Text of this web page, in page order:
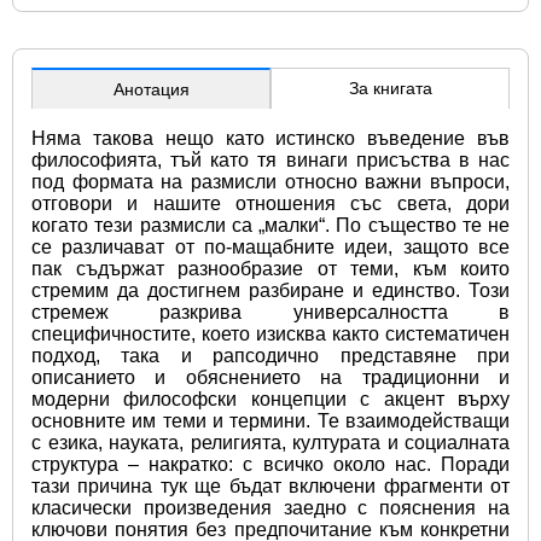
Анотация За книгата
Няма такова нещо като истинско въведение във
философията, тъй като тя винаги присъства в нас
под формата на размисли относно важни въпроси,
отговори и нашите отношения със света, дори
когато тези размисли са „малки“. По същество те не
се различават от по-мащабните идеи, защото все
пак съдържат разнообразие от теми, към които
стремим да достигнем разбиране и единство. Този
стремеж разкрива универсалността в
специфичностите, което изисква както систематичен
подход, така и рапсодично представяне при
описанието и обяснението на традиционни и
модерни философски концепции с акцент върху
основните им теми и термини. Те взаимодействащи
с езика, науката, религията, културата и социалната
структура – накратко: с всичко около нас. Поради
тази причина тук ще бъдат включени фрагменти от
класически произведения заедно с пояснения на
ключови понятия без предпочитание към конкретни